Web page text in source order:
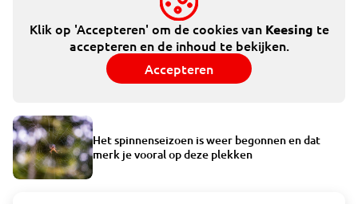
Klik op 'Accepteren' om de cookies van Keesing te
accepteren en de inhoud te bekijken.
Accepteren
Het spinnenseizoen is weer begonnen en dat
merk je vooral op deze plekken